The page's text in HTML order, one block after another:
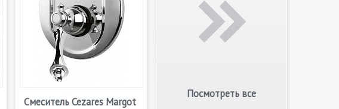
Смеситель Cezares Margot
Посмотреть все